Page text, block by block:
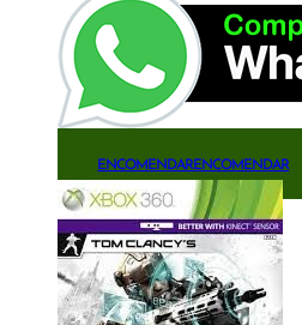
ENCOMENDARENCOMENDAR